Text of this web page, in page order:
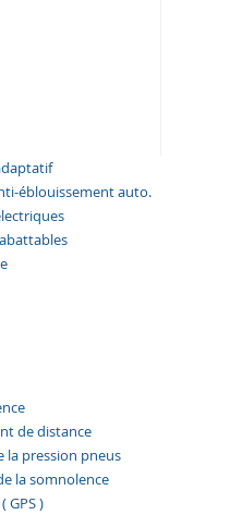
éblouissement auto.
de distance
la pression pneus
la somnolence
GPS )